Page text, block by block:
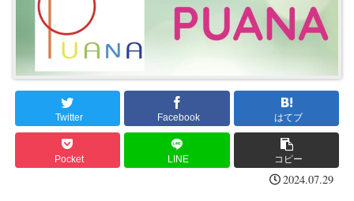
Twitter Facebook はてブ
Pocket LINE コピー
2024.07.29